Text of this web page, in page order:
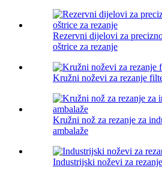
Rezervni dijelovi za
oštrice za rezanje
Kružni noževi za rezanje
Kružni nož za rezanje za
ambalaže
Industrijski noževi za